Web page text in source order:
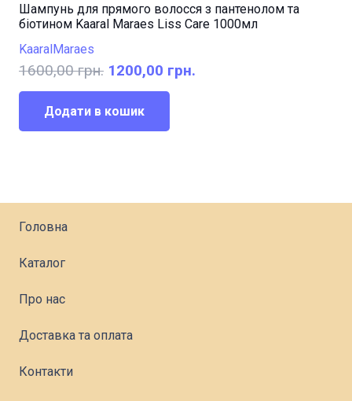
Шампунь для прямого волосся з пантенолом та
біотином Kaaral Maraes Liss Care 1000мл
Kaaral Maraes
1600,00грн. Оригінальна
ціна:
1600,00 грн..
1200,00 грн.
Додати в кошик
Головна
Каталог
Про нас
Доставка та оплата
Контакти